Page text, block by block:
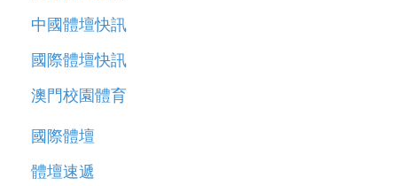
中國體壇快訊
國際體壇快訊
澳門校園體育
國際體壇
體壇速遞